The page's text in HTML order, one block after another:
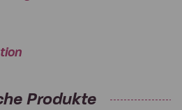
Produkte